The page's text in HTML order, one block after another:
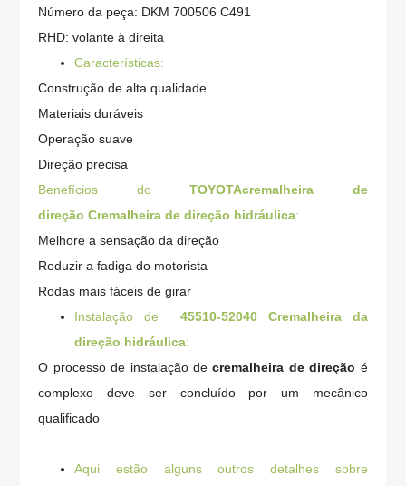
Número da peça: DKM 700506 C491
RHD: volante à direita
Características:
Construção de alta qualidade
Materiais duráveis
Operação suave
Direção precisa
Benefícios do
TOYOTAcremalheira de
direçãoCremalheira de direção hidráulica:
Melhore a sensação da direção
Reduzir a fadiga do motorista
Rodas mais fáceis de girar
Instalação de
45510-52040
Cremalheira da
direção hidráulica:
O processo de instalação decremalheira de direção é
complexo deve ser concluído por um mecânico
qualificado
Aqui estão alguns outros detalhes sobre